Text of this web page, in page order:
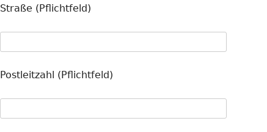
Straße (Pflichtfeld)
Postleitzahl (Pflichtfeld)